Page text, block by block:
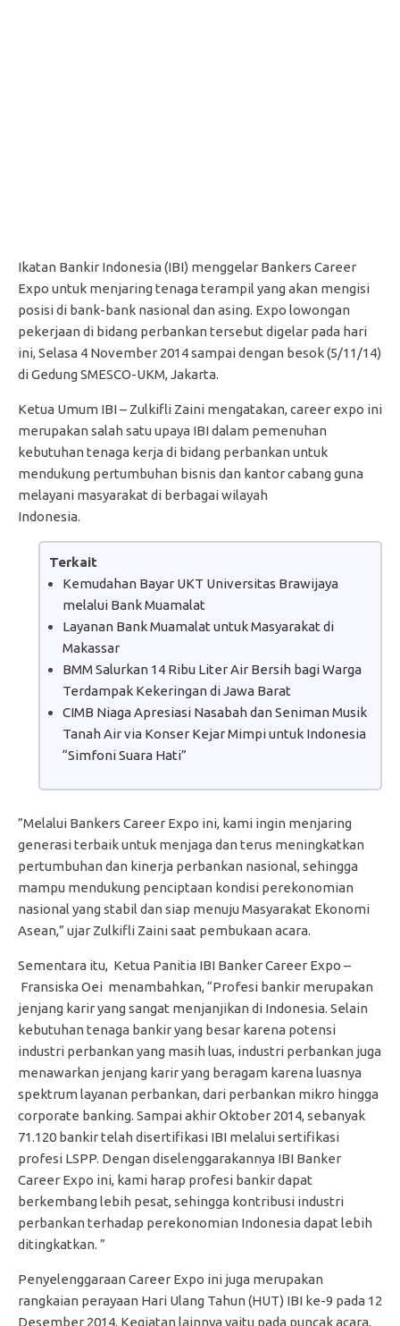
Ikatan Bankir Indonesia (IBI) menggelar Bankers Career
Expo untuk menjaring tenaga terampil yang akan mengisi
posisi di bank-bank nasional dan asing. Expo lowongan
pekerjaan di bidang perbankan tersebut digelar pada hari
ini, Selasa 4 November 2014 sampai dengan besok (5/11/14)
di Gedung SMESCO-UKM, Jakarta.
Ketua Umum IBI – Zulkifli Zaini mengatakan, career expo ini
merupakan salah satu upaya IBI dalam pemenuhan
kebutuhan tenaga kerja di bidang perbankan untuk
mendukung pertumbuhan bisnis dan kantor cabang guna
melayani masyarakat di berbagai wilayah
Indonesia.
Terkait
Kemudahan Bayar UKT Universitas Brawijaya
melalui Bank Muamalat
Layanan Bank Muamalat untuk Masyarakat di
Makassar
BMM Salurkan 14 Ribu Liter Air Bersih bagi Warga
Terdampak Kekeringan di Jawa Barat
CIMB Niaga Apresiasi Nasabah dan Seniman Musik
Tanah Air via Konser Kejar Mimpi untuk Indonesia
“Simfoni Suara Hati”
”Melalui Bankers Career Expo ini, kami ingin menjaring
generasi terbaik untuk menjaga dan terus meningkatkan
pertumbuhan dan kinerja perbankan nasional, sehingga
mampu mendukung penciptaan kondisi perekonomian
nasional yang stabil dan siap menuju Masyarakat Ekonomi
Asean,” ujar Zulkifli Zaini saat pembukaan acara.
Sementara itu, Ketua Panitia IBI Banker Career Expo –
Fransiska Oei menambahkan, “Profesi bankir merupakan
jenjang karir yang sangat menjanjikan di Indonesia. Selain
kebutuhan tenaga bankir yang besar karena potensi
industri perbankan yang masih luas, industri perbankan juga
menawarkan jenjang karir yang beragam karena luasnya
spektrum layanan perbankan, dari perbankan mikro hingga
corporate banking. Sampai akhir Oktober 2014, sebanyak
71.120 bankir telah disertifikasi IBI melalui sertifikasi
profesi LSPP. Dengan diselenggarakannya IBI Banker
Career Expo ini, kami harap profesi bankir dapat
berkembang lebih pesat, sehingga kontribusi industri
perbankan terhadap perekonomian Indonesia dapat lebih
ditingkatkan. ”
Penyelenggaraan Career Expo ini juga merupakan
rangkaian perayaan Hari Ulang Tahun (HUT) IBI ke-9 pada 12
Desember 2014. Kegiatan lainnya yaitu pada puncak acara,